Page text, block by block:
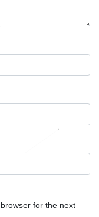
for the next